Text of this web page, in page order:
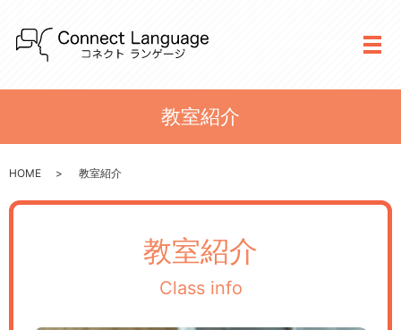
メ
教室紹介
HOME 教室紹介
教室紹介
Class info